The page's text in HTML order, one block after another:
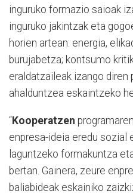
inguruko formazio saioak
inguruko jakintzak eta
horien artean: energia,
burujabetza; kontsumo
eraldatzaileak izango diren
ahalduntzea eskaintzeko
“Kooperatzen
enpresa-ideia eredu sozial
laguntzeko formakuntza
bertan. Gainera, zeure
baliabideak eskainiko